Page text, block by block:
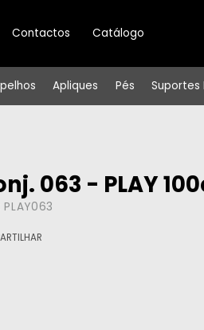
Contactos Catálogo
Apliques Pés Suportes
063 - PLAY
PLAY063